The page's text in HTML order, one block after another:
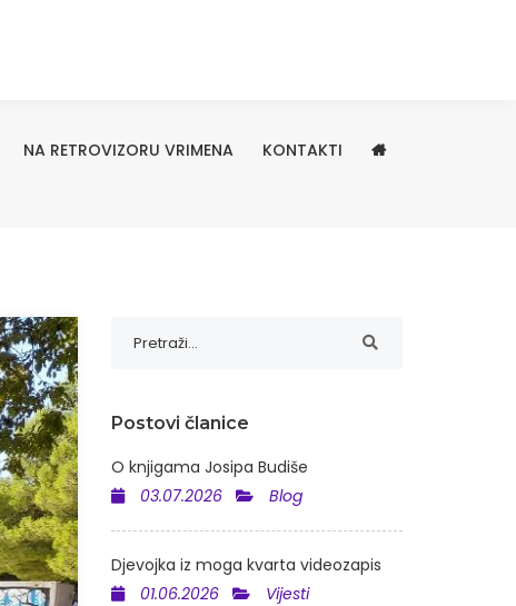
NA RETROVIZORU VRIMENA KONTAKTI
Postovi članice
O knjigama Josipa Budiše
03.07.2026
Blog
Djevojka iz moga kvarta videozapis
01.06.2026
Vijesti